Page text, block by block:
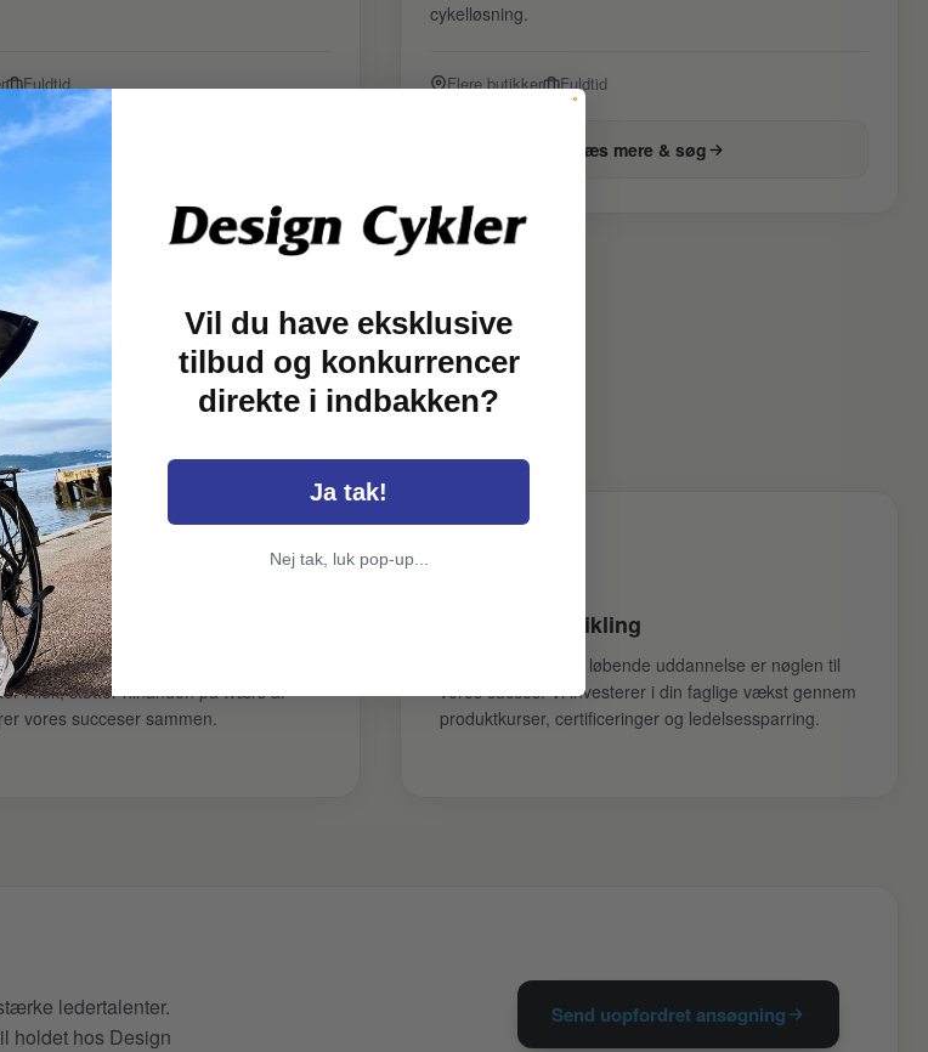
Fuldtid
cykelløsning.
Flere butikker Fuldtid
Læs mere & søg
hos Design Cykler?
arbejdsmiljø, hvor vi brænder for vores fag og har
sjovt sammen undervejs.
er præget af samarbejde og højt
i flok, støtter hinanden på tværs af
vores succeser sammen.
Personlig udvikling
Nye teknologier og løbende uddannelse er nøglen til
vores succes. Vi investerer i din faglige vækst gennem
produktkurser, certificeringer og ledelsessparring.
ledertalenter.
holdet hos Design
Send uopfordret ansøgning
Vil du have eksklusive
tilbud og konkurrencer
direkte i indbakken?
Ja tak!
Nej tak, luk pop-up...